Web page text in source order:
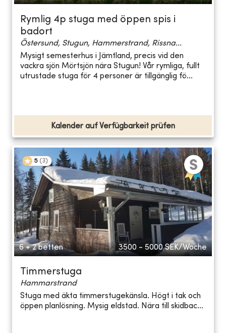
Rymlig 4p stuga med öppen spis i
badort
Östersund, Stugun, Hammerstrand, Rissna...
Mysigt semesterhus i Jämtland, precis vid den
vackra sjön Mörtsjön nära Stugun! Vår rymliga, fullt
utrustade stuga för 4 personer är tillgänglig fö...
Kalender auf Verfügbarkeit prüfen
5 (3)
6 + 2 betten 3500 - 5000 SEK/Woche
Timmerstuga
Hammarstrand
Stuga med äkta timmerstugekänsla. Högt i tak och
öppen planlösning. Mysig eldstad. Nära till skidbac...